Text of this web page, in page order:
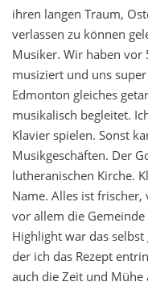
ihren langen Traum,
verlassen zu können
Musiker. Wir haben vor
musiziert und uns
Edmonton gleiches
musikalisch begleitet.
Klavier spielen. Sonst
Musikgeschäften. Der
lutheranischen Kirche.
Name. Alles ist
vor allem die Gemeinde
Highlight war das
der ich das Rezept
auch die Zeit und Mühe